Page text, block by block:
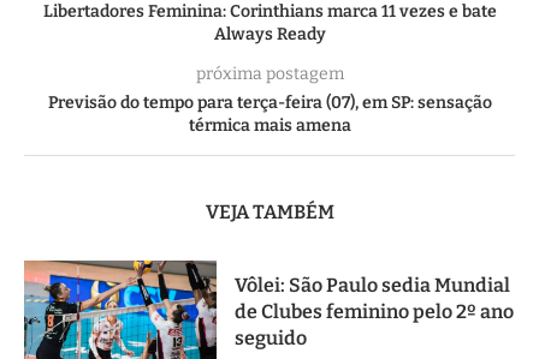
Libertadores Feminina: Corinthians marca 11 vezes e bate
Always Ready
próxima postagem
Previsão do tempo para terça-feira (07), em SP: sensação
térmica mais amena
VEJA TAMBÉM
Vôlei: São Paulo sedia Mundial
de Clubes feminino pelo 2º ano
seguido